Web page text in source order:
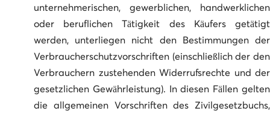
unternehmerischen, gewerblichen, handwerklichen
oder beruflichen Tätigkeit des Käufers getätigt
werden, unterliegen nicht den Bestimmungen der
Verbraucherschutzvorschriften (einschließlich der den
Verbrauchern zustehenden Widerrufsrechte und der
gesetzlichen Gewährleistung). In diesen Fällen gelten
die allgemeinen Vorschriften des Zivilgesetzbuchs,